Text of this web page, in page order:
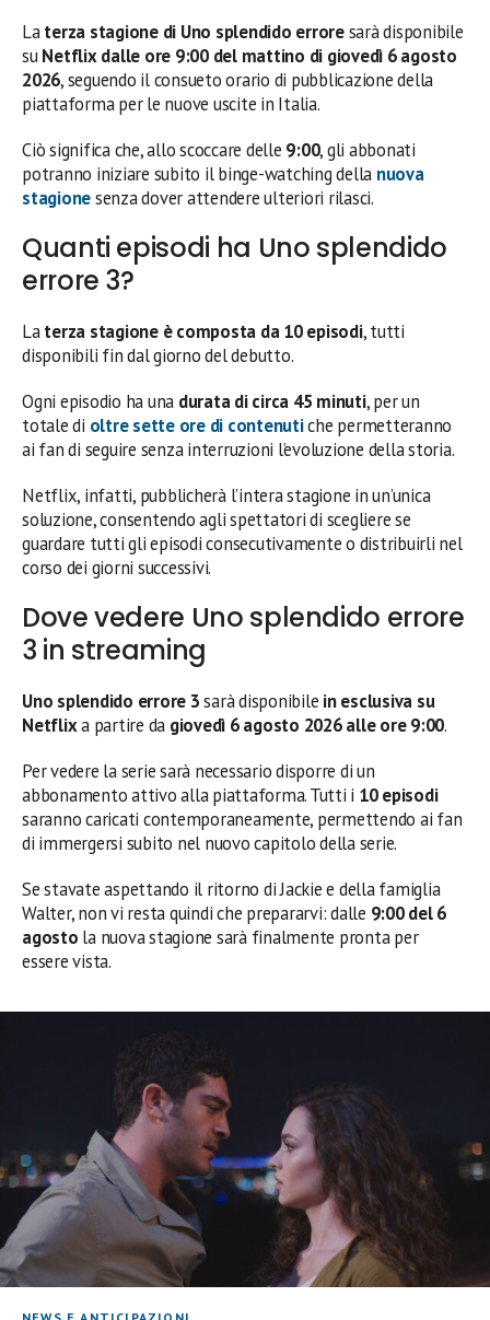
Laterza stagione di Uno splendido erroresarà disponibile
suNetflix dalle ore 9:00 del mattino di giovedì 6 agosto
2026, seguendo il consueto orario di pubblicazione della
piattaforma per le nuove uscite in Italia.
Ciò significa che, allo scoccare delle 9:00, gli abbonati
potranno iniziare subito il binge-watching della nuova
stagionesenza dover attendere ulteriori rilasci.
Quanti episodi ha Uno splendido
errore 3?
Laterza stagione è composta da 10 episodi, tutti
disponibili fin dal giorno del debutto.
Ogni episodio ha una durata di circa 45 minuti, per un
totale di oltre sette ore di contenutiche permetteranno
ai fan di seguire senza interruzioni l’evoluzione della storia.
Netflix, infatti, pubblicherà l’intera stagione in un’unica
soluzione, consentendo agli spettatori di scegliere se
guardare tutti gli episodi consecutivamente o distribuirli nel
corso dei giorni successivi.
Dove vedere Uno splendido errore
3 in streaming
Uno splendido errore 3sarà disponibile in esclusiva su
Netflixa partire da giovedì 6 agosto 2026 alle ore 9:00.
Per vedere la serie sarà necessario disporre di un
abbonamento attivo alla piattaforma. Tutti i 10 episodi
saranno caricati contemporaneamente, permettendo ai fan
di immergersi subito nel nuovo capitolo della serie.
Se stavate aspettando il ritorno di Jackie e della famiglia
Walter, non vi resta quindi che prepararvi: dalle 9:00 del 6
agosto la nuova stagione sarà finalmente pronta per
essere vista.